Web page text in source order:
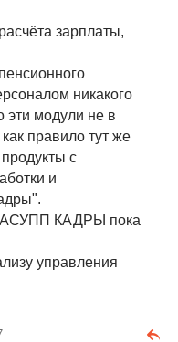
зарплаты,
никакого
эти модули не в
правило тут же
с
и
АСУПП КАДРЫ пока
управления